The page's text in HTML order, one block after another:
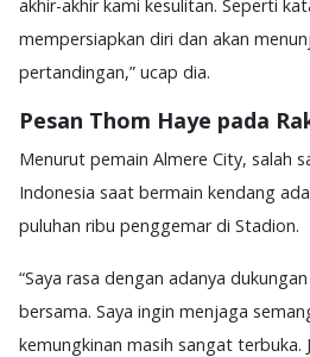
akhir-akhir kami kesulitan. Seperti
mempersiapkan diri dan akan
pertandingan,” ucap dia.
Pesan Thom Haye pada
Menurut pemain Almere City, salah
Indonesia saat bermain kendang
puluhan ribu penggemar di Stadion.
“Saya rasa dengan adanya
bersama. Saya ingin menjaga
kemungkinan masih sangat terbuka.